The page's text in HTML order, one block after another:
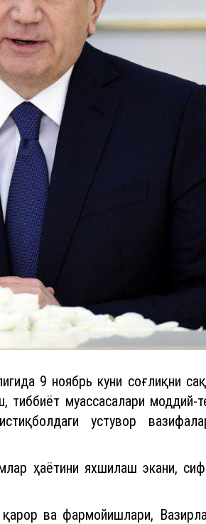
9 ноябрь куни соғлиқни
муассасалари моддий-
устувор
ҳаётини яхшилаш экани,
ва фармойишлари,